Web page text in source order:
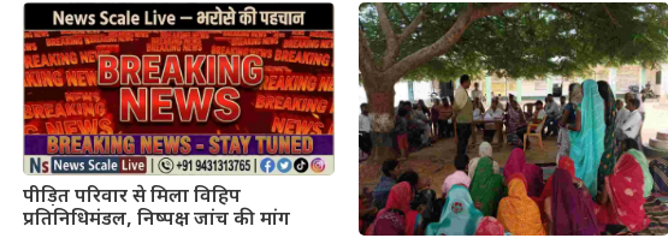
पीड़ित परिवार से मिला विहिप
प्रतिनिधिमंडल, निष्पक्ष जांच की मांग